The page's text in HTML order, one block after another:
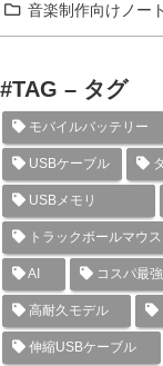
音楽制作向けノー
#TAG – タグ
モバイルバッテリー
USBケーブル
USBメモリ
トラックボールマウス
AI コスパ最
高耐久モデル
伸縮USBケーブル